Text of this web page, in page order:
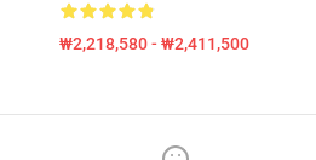
₩2,218,580 - ₩2,411,500